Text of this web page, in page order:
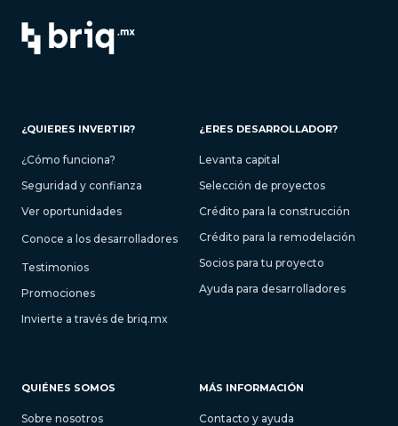
¿QUIERES INVERTIR?
¿Cómo funciona?
Seguridad y confianza
Ver oportunidades
Conoce a los desarrolladores
Testimonios
Promociones
Invierte a través de briq.mx
¿ERES DESARROLLADOR?
Levanta capital
Selección de proyectos
Crédito para la construcción
Crédito para la remodelación
Socios para tu proyecto
Ayuda para desarrolladores
QUIÉNES SOMOS
Sobre nosotros
MÁS INFORMACIÓN
Contacto y ayuda